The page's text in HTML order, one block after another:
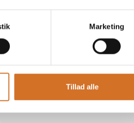
Marketing
Tillad alle